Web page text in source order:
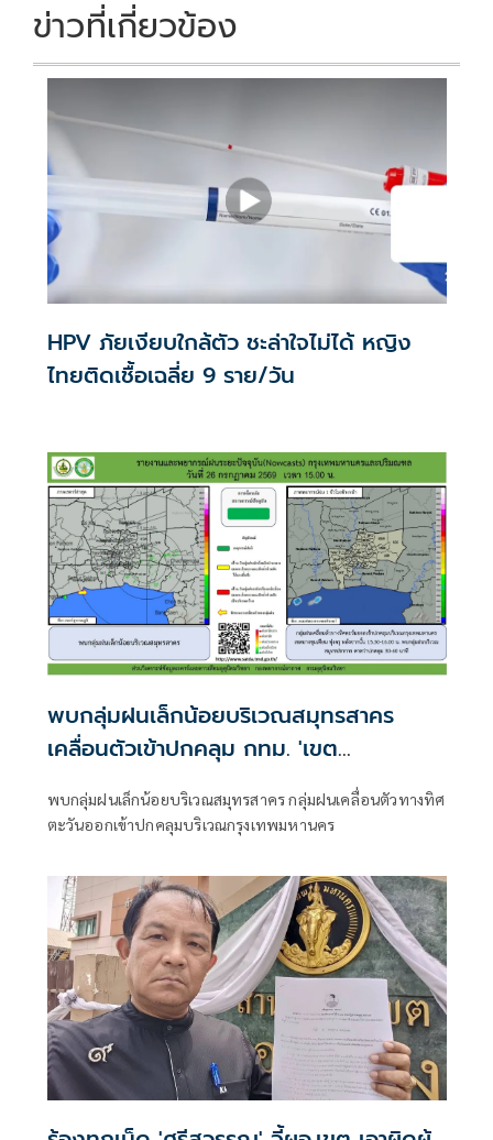
ข่าวที่เกี่ยวข้อง
HPV ภัยเงียบใกล้ตัว ชะล่าใจไม่ได้ หญิง
ไทยติดเชื้อเฉลี่ย 9 ราย/วัน
พบกลุ่มฝนเล็กน้อยบริเวณสมุทรสาคร
เคลื่อนตัวเข้าปกคลุม กทม. 'เขต
พบกลุ่มฝนเล็กน้อยบริเวณสมุทรสาคร กลุ่มฝนเคลื่อนตัวทางทิศ
ตะวันออกเข้าปกคลุมบริเวณกรุงเทพมหานคร